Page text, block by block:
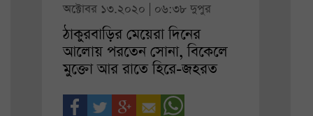
অক্টোবর ১৩.২০২০ | ০৬:৩৮ দুপুর
ঠাকুরবাড়ির মেয়েরা দিনের
আলোয় পরতেন সোনা, বিকেলে
মুক্তো আর রাতে হিরে-জহরত